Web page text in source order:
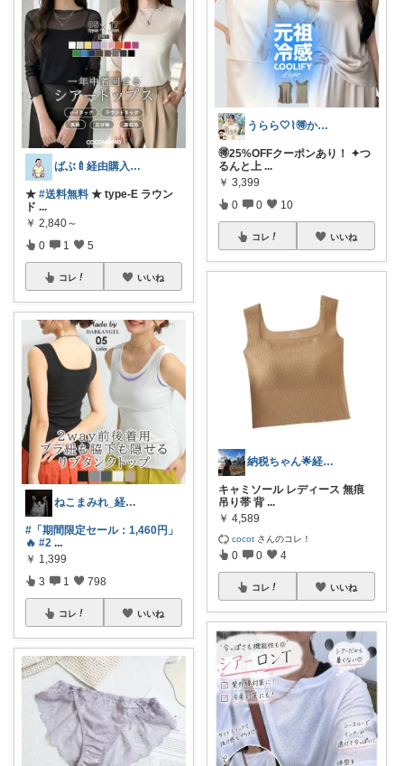
ばぶ🍼経由購入ありがとうございます🫶
★ #送料無料 ★ type-E ラウン
ド ...
￥ 2,840～
0 1 5
コレ いいね
ねこまみれ_経由感謝致します🐈
#「期間限定セール：1,460円」
🔥 #2 ...
￥ 1,399
3 1 798
コレ いいね
うらら🤍⌇🉐かわいい暮らし
🉐25%OFFクーポンあり！ ✦つ
るんと上 ...
￥ 3,399
0 0 10
コレ いいね
納税ちゃん🌟経由購入★
キャミソール レディース 無痕
吊り帯 背 ...
￥ 4,589
cocot さんのコレ！
0 0 4
コレ いいね